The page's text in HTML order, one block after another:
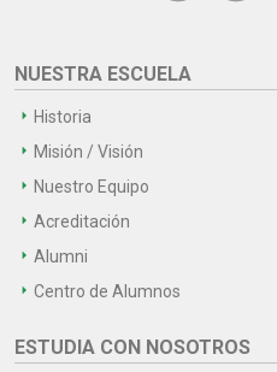
NUESTRA ESCUELA
Historia
Misión / Visión
Nuestro Equipo
Acreditación
Alumni
Centro de Alumnos
ESTUDIA CON NOSOTROS